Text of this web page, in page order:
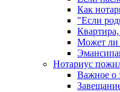
Как
"Если
Может ли
Нотариус
Важное о